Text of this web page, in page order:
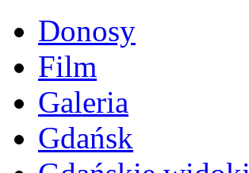
Donosy
Film
Galeria
Gdańsk